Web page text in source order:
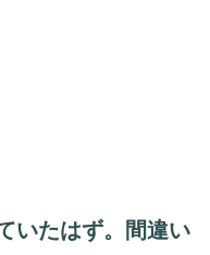
いたはず。間違い